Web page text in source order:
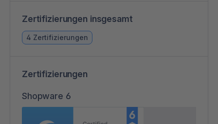
Zertifizierungen insgesamt
4 Zertifizierungen
Zertifizierungen
Shopware 6